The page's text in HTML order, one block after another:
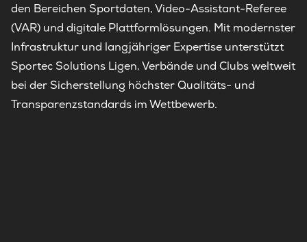
den Bereichen Sportdaten, Video-Assistant-Referee
(VAR) und digitale Plattformlösungen. Mit modernster
Infrastruktur und langjähriger Expertise unterstützt
Sportec Solutions Ligen, Verbände und Clubs weltweit
bei der Sicherstellung höchster Qualitäts- und
Transparenzstandards im Wettbewerb.